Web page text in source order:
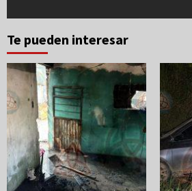
Te pueden interesar